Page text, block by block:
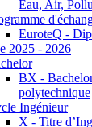
Eau, Air,
EuroteQ -
2025 - 2026
BX -
polytechnique
Ingénieur
X - Titre